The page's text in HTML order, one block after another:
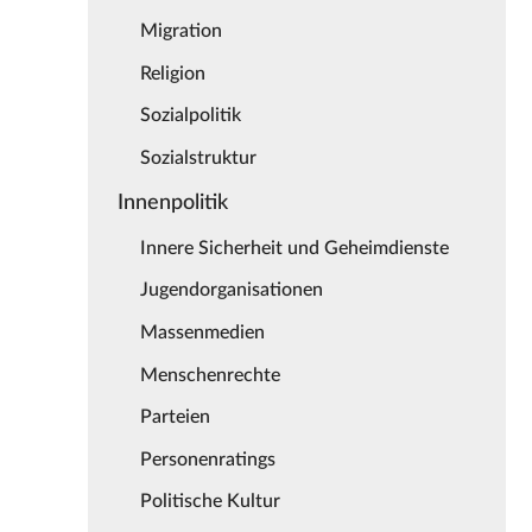
Migration
Religion
Sozialpolitik
Sozialstruktur
Innenpolitik
Innere Sicherheit und Geheimdienste
Jugendorganisationen
Massenmedien
Menschenrechte
Parteien
Personenratings
Politische Kultur